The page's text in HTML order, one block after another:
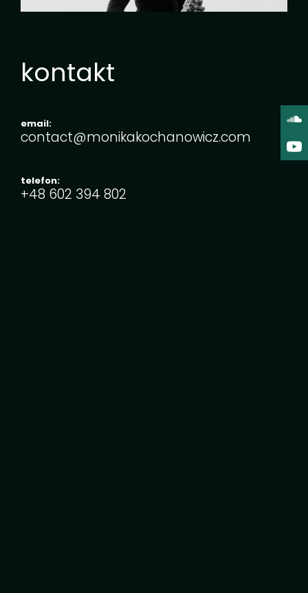
kontakt
email:
contact@monikakochanowicz.com
telefon:
+48 ‭602 394 802‬